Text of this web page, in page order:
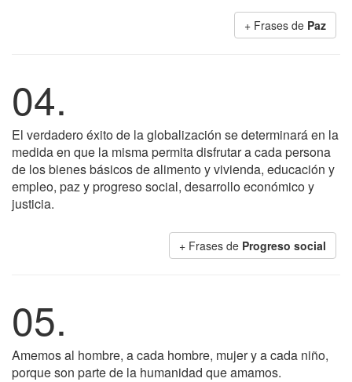
+ Frases de Paz
04.
El verdadero éxito de la globalización se determinará en la
medida en que la misma permita disfrutar a cada persona
de los bienes básicos de alimento y vivienda, educación y
empleo, paz y progreso social, desarrollo económico y
justicia.
+ Frases de Progreso social
05.
Amemos al hombre, a cada hombre, mujer y a cada niño,
porque son parte de la humanidad que amamos.